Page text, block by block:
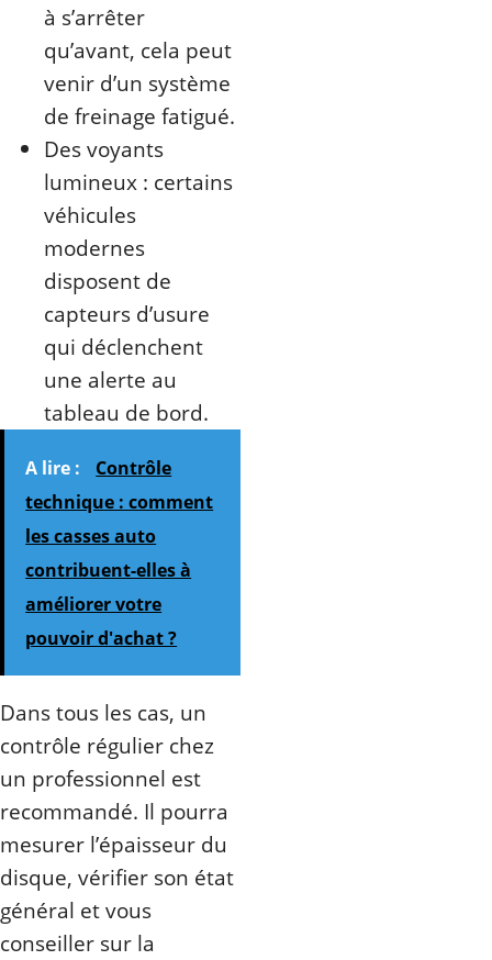
à s’arrêter
qu’avant, cela peut
venir d’un système
de freinage fatigué.
Des voyants
lumineux : certains
véhicules
modernes
disposent de
capteurs d’usure
qui déclenchent
une alerte au
tableau de bord.
A lire :
Contrôle
technique : comment
les casses auto
contribuent-elles à
améliorer votre
pouvoir d'achat ?
Dans tous les cas, un
contrôle régulier chez
un professionnel est
recommandé. Il pourra
mesurer l’épaisseur du
disque, vérifier son état
général et vous
conseiller sur la